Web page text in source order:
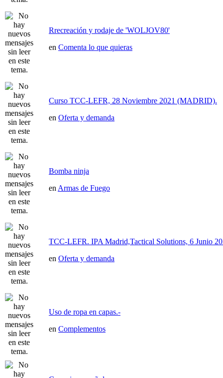
Rrecreación y rodaje de 'WOLJOV80'
en Comenta lo que quieras
Curso TCC-LEFR, 28 Noviembre 2021 (MADRID).
en Oferta y demanda
Bomba ninja
en Armas de Fuego
TCC-LEFR. IPA Madrid,Tactical Solutions, 6 Junio
en Oferta y demanda
Uso de ropa en capas.-
en Complementos